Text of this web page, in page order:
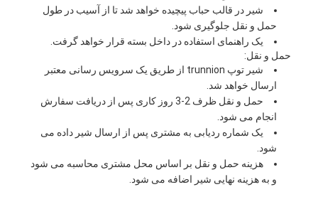
شیر در قالب حباب پیچیده خواهد شد تا از آسیب در طول
حمل و نقل جلوگیری شود.
یک راهنمای استفاده در داخل بسته قرار خواهد گرفت.
حمل و نقل:
شیر توپ trunnion از طریق یک سرویس رسانی معتبر
ارسال خواهد شد.
حمل و نقل ظرف 2-3 روز کاری پس از دریافت سفارش
انجام می شود.
یک شماره ردیابی به مشتری پس از ارسال شیر داده می
شود.
هزینه حمل و نقل بر اساس محل مشتری محاسبه می شود
و به هزینه نهایی شیر اضافه می شود.